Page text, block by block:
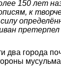
150 лет
к
два города